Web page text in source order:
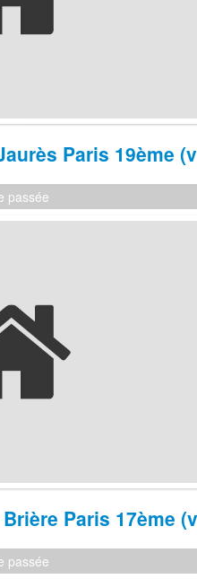
Paris 19ème
passée
Paris 17ème
passée